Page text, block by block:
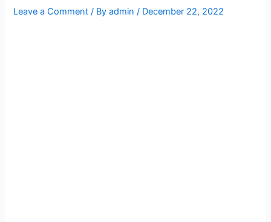
Leave a Comment / Byadmin/ December 22, 2022